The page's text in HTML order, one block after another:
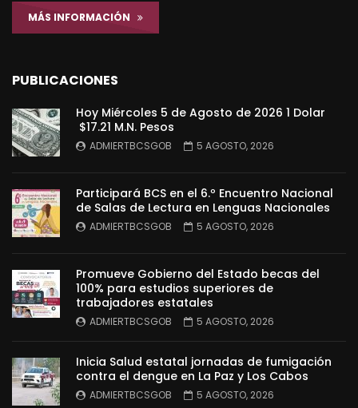
MÁS INFORMACIÓN
PUBLICACIONES
Hoy Miércoles 5 de Agosto de 2026 1 Dolar
$17.21 M.N. Pesos
ADMIERTBCSGOB 5 AGOSTO, 2026
Participará BCS en el 6.º Encuentro Nacional
de Salas de Lectura en Lenguas Nacionales
ADMIERTBCSGOB 5 AGOSTO, 2026
Promueve Gobierno del Estado becas del
100% para estudios superiores de
trabajadores estatales
ADMIERTBCSGOB 5 AGOSTO, 2026
Inicia Salud estatal jornadas de fumigación
contra el dengue en La Paz y Los Cabos
ADMIERTBCSGOB 5 AGOSTO, 2026